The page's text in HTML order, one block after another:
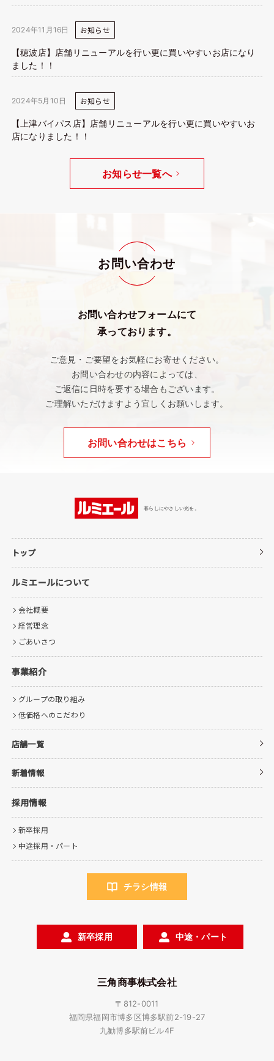
2024年11月16日 お知らせ
【穂波店】店舗リニューアルを行い更に買いやすいお店になり
ました！！
2024年5月10日 お知らせ
【上津バイパス店】店舗リニューアルを行い更に買いやすいお
店になりました！！
お知らせ一覧へ
お問い合わせ
お問い合わせフォームにて
承っております。
ご意見・ご要望をお気軽にお寄せください。
お問い合わせの内容によっては、
ご返信に日時を要する場合もございます。
ご理解いただけますよう宜しくお願いします。
お問い合わせはこちら
暮らしにやさしい光を。
トップ
ルミエールについて
会社概要
経営理念
ごあいさつ
事業紹介
グループの取り組み
低価格へのこだわり
店舗一覧
新着情報
採用情報
新卒採用
中途採用・パート
チラシ情報
新卒採用 中途・パート
三角商事株式会社
〒812-0011
福岡県福岡市博多区博多駅前2-19-27
九勧博多駅前ビル4F